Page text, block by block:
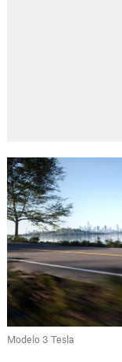
Modelo 3 Tesla